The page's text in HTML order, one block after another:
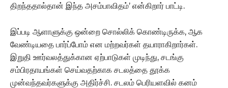
திறந்ததால்தான் இந்த அசம்பாவிதம்’ என்கிறார் பாட்டி.
இப்படி ஆளாளுக்கு ஒன்றை சொல்லிக் கொண்டிருக்க, ஆக
வேண்டியதை பார்ப்போம் என மற்றவர்கள் தயாராகிறார்கள்.
இறுதி ஊர்வலத்துக்கான ஏற்பாடுகள் முடிந்து, சடங்கு
சம்பிரதாயங்கள் செய்வதற்காக சடலத்தை தூக்க
முன்வந்தவர்களுக்கு அதிர்ச்சி. சடலம் பெரியளவில் கனம்